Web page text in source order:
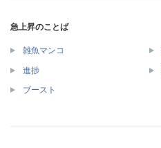
急上昇のことば
雑魚マンコ
進捗
ブースト